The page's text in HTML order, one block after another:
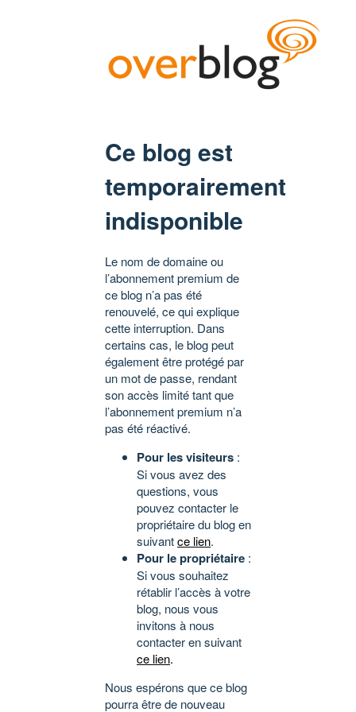
Ce blog est
temporairement
indisponible
Le nom de domaine ou
l’abonnement premium de
ce blog n’a pas été
renouvelé, ce qui explique
cette interruption. Dans
certains cas, le blog peut
également être protégé par
un mot de passe, rendant
son accès limité tant que
l’abonnement premium n’a
pas été réactivé.
Pour les visiteurs :
Si vous avez des
questions, vous
pouvez contacter le
propriétaire du blog en
suivantce lien.
Pour le propriétaire :
Si vous souhaitez
rétablir l’accès à votre
blog, nous vous
invitons à nous
contacter en suivant
ce lien.
Nous espérons que ce blog
pourra être de nouveau